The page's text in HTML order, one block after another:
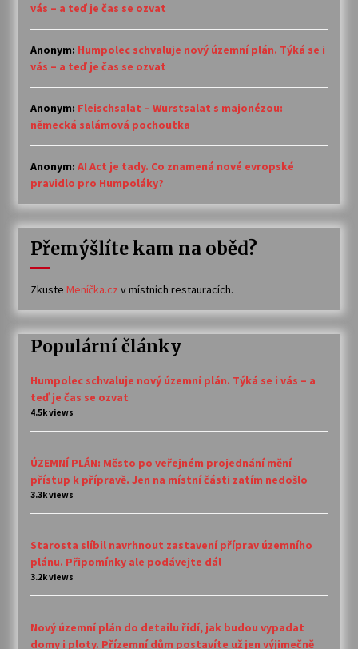
vás – a teď je čas se ozvat
Anonym: Humpolec schvaluje nový územní plán. Týká se i
vás – a teď je čas se ozvat
Anonym: Fleischsalat – Wurstsalat s majonézou:
německá salámová pochoutka
Anonym: AI Act je tady. Co znamená nové evropské
pravidlo pro Humpoláky?
Přemýšlíte kam na oběd?
Zkuste Meníčka.cz v místních restauracích.
Populární články
Humpolec schvaluje nový územní plán. Týká se i vás – a
teď je čas se ozvat
4.5k views
ÚZEMNÍ PLÁN: Město po veřejném projednání mění
přístup k přípravě. Jen na místní části zatím nedošlo
3.3k views
Starosta slíbil navrhnout zastavení příprav územního
plánu. Připomínky ale podávejte dál
3.2k views
Nový územní plán do detailu řídí, jak budou vypadat
domy i ploty. Přízemní dům postavíte už jen výjimečně